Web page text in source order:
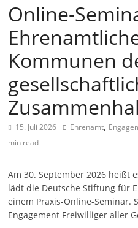
e
n
m
a
g
a
z
f
ü
r
Online-
Kommunen
15. Juli 2026 Ehrenamt,
min read
Am 30. September 2026 heißt
lädt die Deutsche Stiftung für
einem Praxis-Online-Seminar.
Engagement Freiwilliger aller